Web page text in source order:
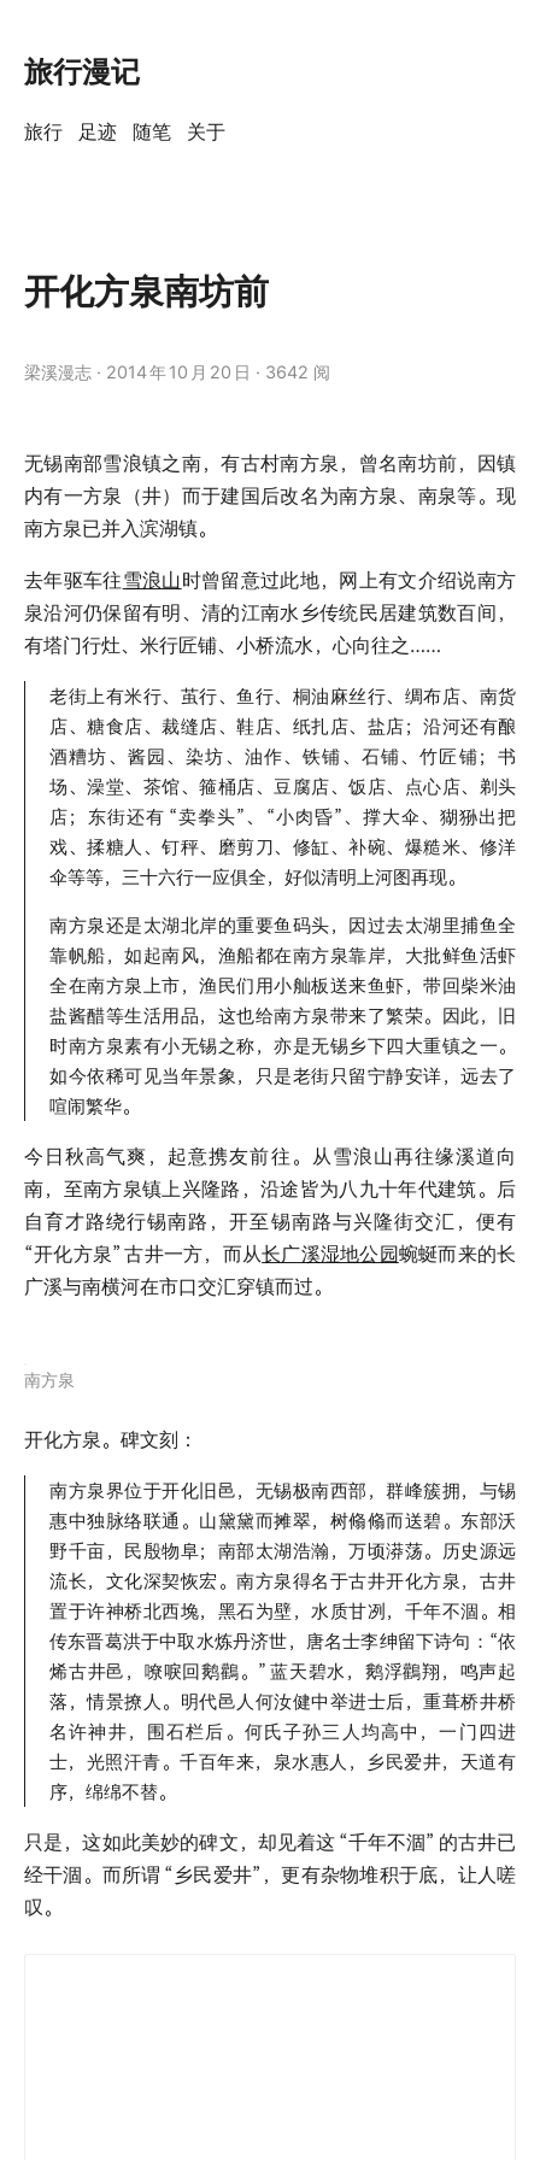
旅行漫记
旅行 足迹 随笔 关于
开化方泉南坊前
梁溪漫志 2014年10 月 20 日 3642 阅
无锡南部雪浪镇之南，有古村南方泉，曾名南坊前，因镇
内有一方泉（井）而于建国后改名为南方泉、南泉等。现
南方泉已并入滨湖镇。
去年驱车往雪浪山时曾留意过此地，网上有文介绍说南方
泉沿河仍保留有明、清的江南水乡传统民居建筑数百间，
有塔门行灶、米行匠铺、小桥流水，心向往之……
老街上有米行、茧行、鱼行、桐油麻丝行、绸布店、南货
店、糖食店、裁缝店、鞋店、纸扎店、盐店；沿河还有酿
酒糟坊、酱园、染坊、油作、铁铺、石铺、竹匠铺；书
场、澡堂、茶馆、箍桶店、豆腐店、饭店、点心店、剃头
店；东街还有 “卖拳头”、“小肉昏”、撑大伞、猢狲出把
戏、揉糖人、钉秤、磨剪刀、修缸、补碗、爆糙米、修洋
伞等等，三十六行一应俱全，好似清明上河图再现。
南方泉还是太湖北岸的重要鱼码头，因过去太湖里捕鱼全
靠帆船，如起南风，渔船都在南方泉靠岸，大批鲜鱼活虾
全在南方泉上市，渔民们用小舢板送来鱼虾，带回柴米油
盐酱醋等生活用品，这也给南方泉带来了繁荣。因此，旧
时南方泉素有小无锡之称，亦是无锡乡下四大重镇之一。
如今依稀可见当年景象，只是老街只留宁静安详，远去了
喧闹繁华。
今日秋高气爽，起意携友前往。从雪浪山再往缘溪道向
南，至南方泉镇上兴隆路，沿途皆为八九十年代建筑。后
自育才路绕行锡南路，开至锡南路与兴隆街交汇，便有
“开化方泉” 古井一方，而从长广溪湿地公园蜿蜒而来的长
广溪与南横河在市口交汇穿镇而过。
南方泉
开化方泉。碑文刻：
南方泉界位于开化旧邑，无锡极南西部，群峰簇拥，与锡
惠中独脉络联通。山黛黛而摊翠，树翛翛而送碧。东部沃
野千亩，民殷物阜；南部太湖浩瀚，万顷漭荡。历史源远
流长，文化深契恢宏。南方泉得名于古井开化方泉，古井
置于许神桥北西堍，黑石为壁，水质甘冽，千年不涸。相
传东晋葛洪于中取水炼丹济世，唐名士李绅留下诗句：“依
烯古井邑，嘹唳回鹅鸛。” 蓝天碧水，鹅浮鸛翔，鸣声起
落，情景撩人。明代邑人何汝健中举进士后，重葺桥井桥
名许神井，围石栏后。何氏子孙三人均高中，一门四进
士，光照汗青。千百年来，泉水惠人， 乡民爱井，天道有
序，绵绵不替。
只是，这如此美妙的碑文，却见着这 “千年不涸” 的古井已
经干涸。而所谓 “乡民爱井”，更有杂物堆积于底，让人嗟
叹。